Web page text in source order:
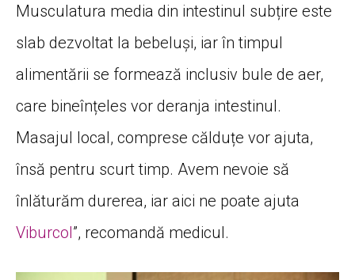
Musculatura media din intestinul subțire este
slab dezvoltat la bebeluși, iar în timpul
alimentării se formează inclusiv bule de aer,
care bineînțeles vor deranja intestinul.
Masajul local, comprese călduțe vor ajuta,
însă pentru scurt timp. Avem nevoie să
înlăturăm durerea, iar aici ne poate ajuta
Viburcol”, recomandă medicul.